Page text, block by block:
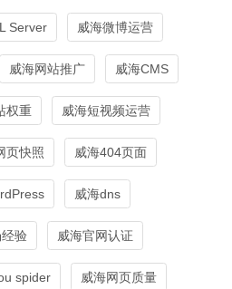
Server 威海微博运营
威海网站推广 威海CMS
权重 威海短视频运营
页快照 威海404页面
威海dns
验 威海官网认证
spider 威海网页质量